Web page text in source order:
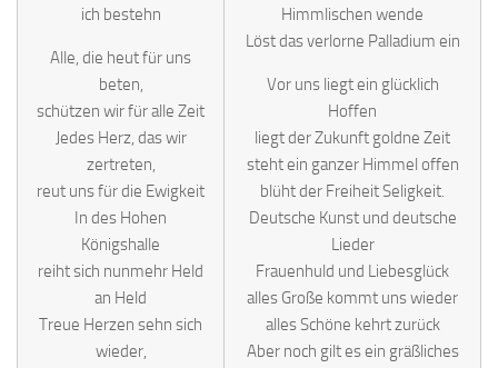
ich bestehn
Alle, die heut für uns
beten,
schützen wir für alle Zeit
Jedes Herz, das wir
zertreten,
reut uns für die Ewigkeit
In des Hohen
Königshalle
reiht sich nunmehr Held
an Held
Treue Herzen sehn sich
wieder,
Himmlischen wende
Löst das verlorne Palladium ein
Vor uns liegt ein glücklich
Hoffen
liegt der Zukunft goldne Zeit
steht ein ganzer Himmel offen
blüht der Freiheit Seligkeit.
Deutsche Kunst und deutsche
Lieder
Frauenhuld und Liebesglück
alles Große kommt uns wieder
alles Schöne kehrt zurück
Aber noch gilt es ein gräßliches